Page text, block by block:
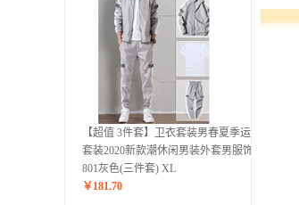
【超值 3件套】卫衣套装男春夏季运动
套装2020新款潮休闲男装外套男服饰
801灰色(三件套) XL
￥ 181.70